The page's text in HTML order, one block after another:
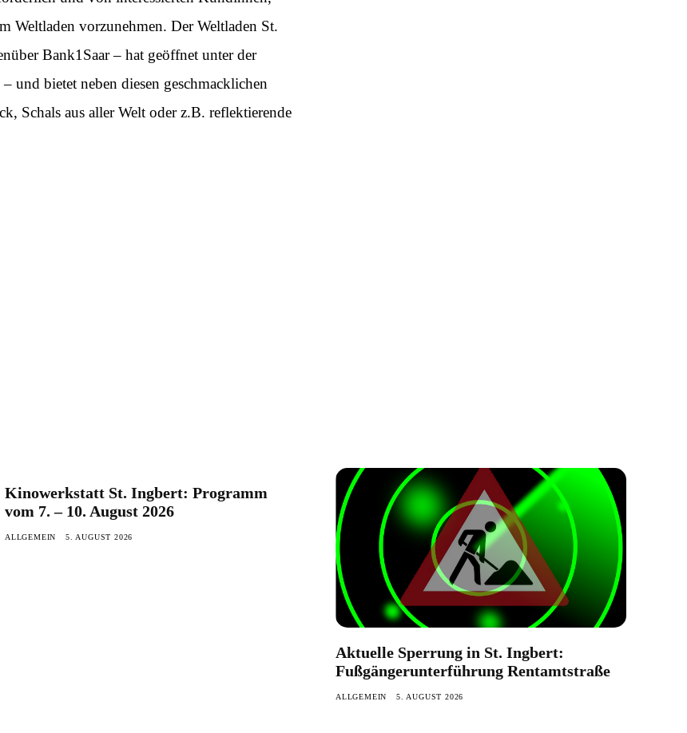
Weltladen vorzunehmen. Der Weltladen St.
Bank1Saar – hat geöffnet unter der
und bietet neben diesen geschmacklichen
Schals aus aller Welt oder z.B. reflektierende
Kinowerkstatt St. Ingbert: Programm
vom 7. – 10. August 2026
ALLGEMEIN 5. AUGUST 2026
Aktuelle Sperrung in St. Ingbert:
Fußgängerunterführung Rentamtstraße
ALLGEMEIN 5. AUGUST 2026